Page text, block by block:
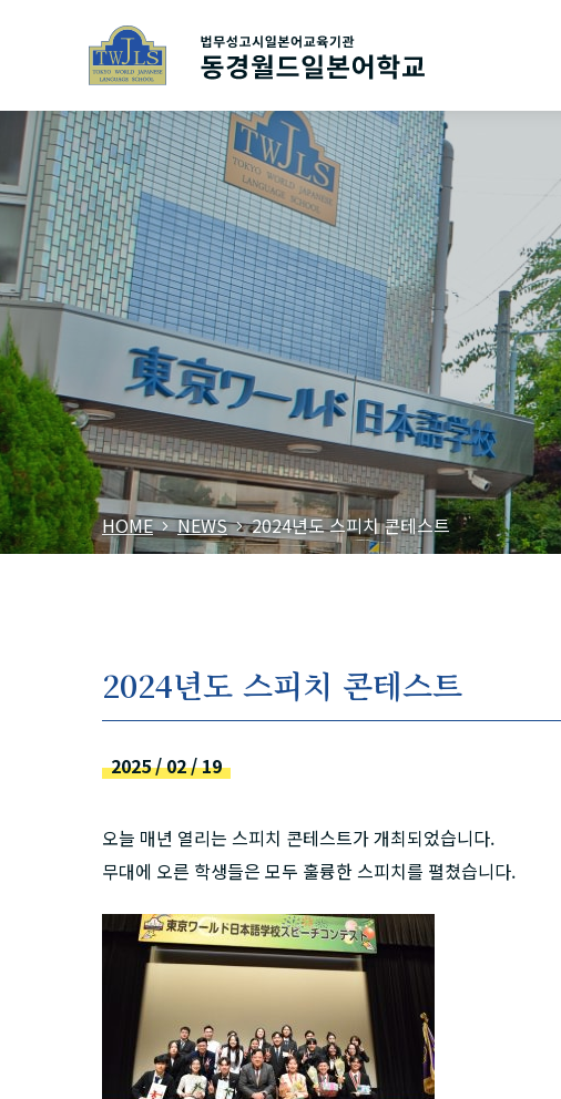
HOME NEWS 2024년도 스피치 콘테스트
2024년도 스피치 콘테스트
2025 / 02 / 19
오늘 매년 열리는 스피치 콘테스트가 개최되었습니다.
무대에 오른 학생들은 모두 훌륭한 스피치를 펼쳤습니다.